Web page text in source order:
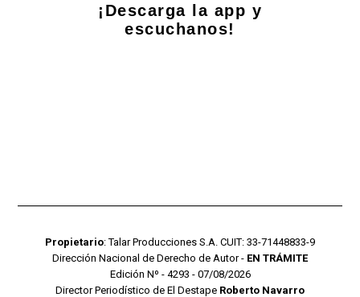
¡Descarga la app y
escuchanos!
Propietario: Talar Producciones S.A. CUIT: 33-71448833-9
Dirección Nacional de Derecho de Autor - EN TRÁMITE
Edición Nº - 4293 - 07/08/2026
Director Periodístico de El Destape Roberto Navarro